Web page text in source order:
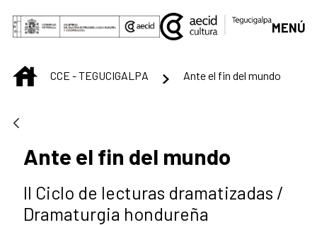
Saltar al contenido principal
MENÚ
INICIOCCE - TEGUCIGALPA Ante el fin del mundo
Ante el fin del mundo
II Ciclo de lecturas dramatizadas /
Dramaturgia hondureña